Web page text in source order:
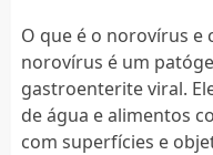
O que é o norovírus e
norovírus é um
gastroenterite viral.
de água e alimentos
com superfícies e